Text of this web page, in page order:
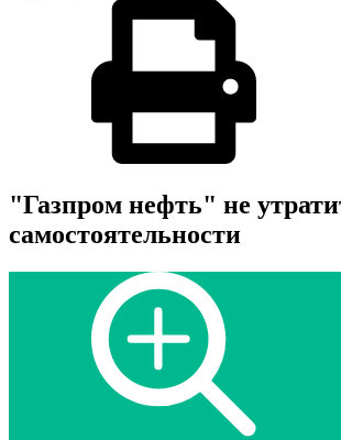
"Газпром нефть" не
самостоятельности